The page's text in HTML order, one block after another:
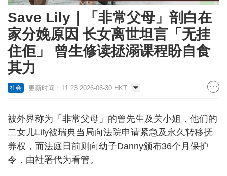
Save Lily｜「非常父母」剖白在
家分娩原因 长女离世坦言「无挂
住佢」 曾生修读拯溺课程盼自食
其力
社会 更新时间：11:23 2026-06-30 HKT
被外界称为「非常父母」的曾先生及关小姐，他们的
二女儿Lily被瑞典当局向法院申请紧急及永久转移抚
养权，而法庭日前则向幼子Danny颁布36个月保护
令，由社署代为看管。